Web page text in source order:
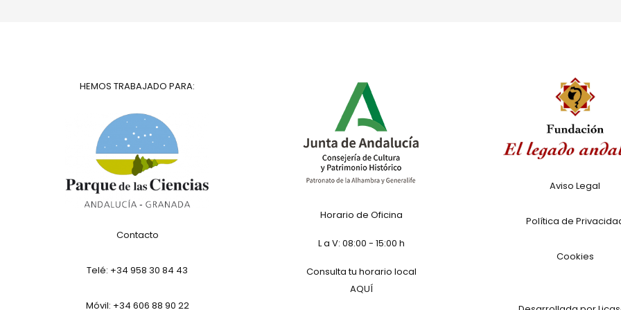
HEMOS TRABAJADO PARA:
Contacto
Telé: +34 958 30 84 43
Móvil: +34 606 88 90 22
Horario de Oficina
L a V: 08:00 - 15:00 h
Consulta tu horario local
AQUÍ
Aviso Legal
Política de
Cookies